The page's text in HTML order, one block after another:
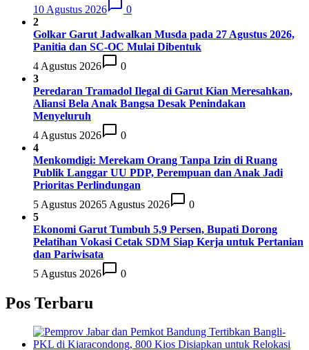
10 Agustus 2026
0
2
Golkar Garut Jadwalkan Musda pada 27 Agustus 2026,
Panitia dan SC-OC Mulai Dibentuk
4 Agustus 2026
0
3
Peredaran Tramadol Ilegal di Garut Kian Meresahkan,
Aliansi Bela Anak Bangsa Desak Penindakan
Menyeluruh
4 Agustus 2026
0
4
Menkomdigi: Merekam Orang Tanpa Izin di Ruang
Publik Langgar UU PDP, Perempuan dan Anak Jadi
Prioritas Perlindungan
5 Agustus 20265 Agustus 2026
0
5
Ekonomi Garut Tumbuh 5,9 Persen, Bupati Dorong
Pelatihan Vokasi Cetak SDM Siap Kerja untuk Pertanian
dan Pariwisata
5 Agustus 2026
0
Pos Terbaru